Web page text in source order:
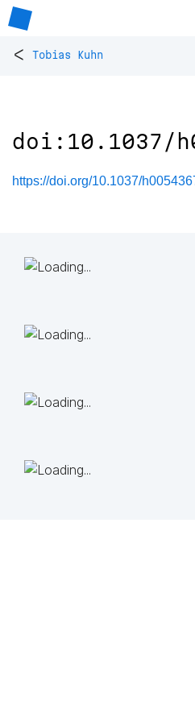
< Tobias Kuhn
doi:10.1037/
https://doi.org/10.1037/